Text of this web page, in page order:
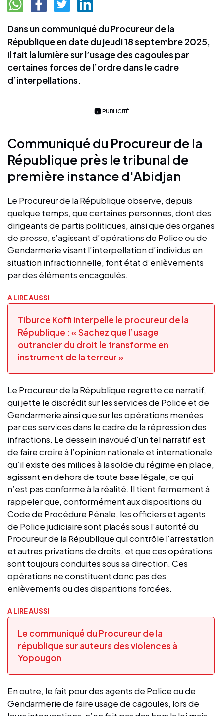
Dans un communiqué du Procureur de la
République en date du jeudi 18 septembre 2025,
il fait la lumière sur l’usage des cagoules par
certaines forces de l’ordre dans le cadre
d’interpellations.
PUBLICITÉ
Communiqué du Procureur de la
République près le tribunal de
première instance d'Abidjan
Le Procureur de la République observe, depuis
quelque temps, que certaines personnes, dont des
dirigeants de partis politiques, ainsi que des organes
de presse, s’agissant d’opérations de Police ou de
Gendarmerie visant l’interpellation d’individus en
situation infractionnelle, font état d’enlèvements
par des éléments encagoulés.
A LIRE AUSSI
Tiburce Koffi interpelle le procureur de la
République : « Sachez que l’usage
outrancier du droit le transforme en
instrument de la terreur »
Le Procureur de la République regrette ce narratif,
qui jette le discrédit sur les services de Police et de
Gendarmerie ainsi que sur les opérations menées
par ces services dans le cadre de la répression des
infractions. Le dessein inavoué d’un tel narratif est
de faire croire à l’opinion nationale et internationale
qu’il existe des milices à la solde du régime en place,
agissant en dehors de toute base légale, ce qui
n’est pas conforme à la réalité. Il tient fermement à
rappeler que, conformément aux dispositions du
Code de Procédure Pénale, les officiers et agents
de Police judiciaire sont placés sous l’autorité du
Procureur de la République qui contrôle l’arrestation
et autres privations de droits, et que ces opérations
sont toujours conduites sous sa direction. Ces
opérations ne constituent donc pas des
enlèvements ou des disparitions forcées.
A LIRE AUSSI
Le communiqué du Procureur de la
république sur auteurs des violences à
Yopougon
En outre, le fait pour des agents de Police ou de
Gendarmerie de faire usage de cagoules, lors de